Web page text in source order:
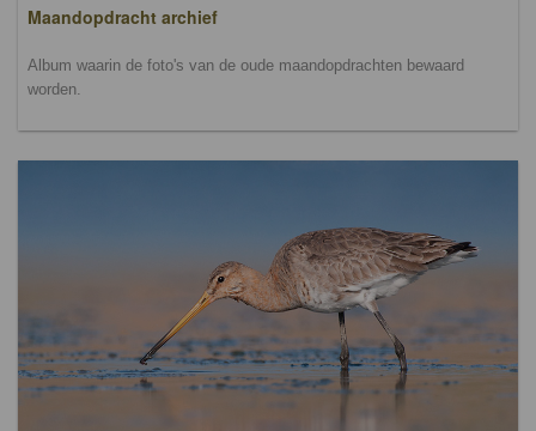
Maandopdracht archief
Album waarin de foto's van de oude maandopdrachten bewaard
worden.